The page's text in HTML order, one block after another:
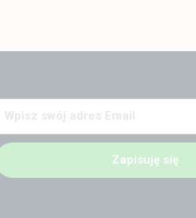
Zapisuję się